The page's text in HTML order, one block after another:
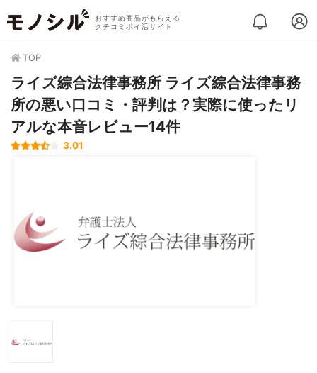
おすすめ商品がもらえる
クチコミポイ活サイト
TOP
ライズ綜合法律事務所 ライズ綜合法律事務
所の悪い口コミ・評判は？実際に使ったリ
アルな本音レビュー14件
3.01